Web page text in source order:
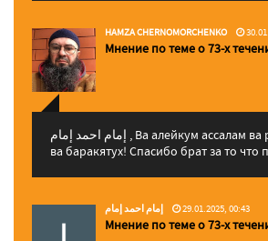
HAMZA CHERNOMORCHENKO
Мнение по теме о 73-х
إمام احمد إمام , Ва алейкум ассалам ва рахматуЛлахи
ва баракятух! Спасибо брат за то что
إمام احمد إمام 29.01.2025, 00:43
Мнение по теме о 73-х